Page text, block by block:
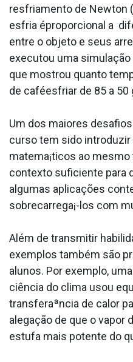
resfriamento de Newton
esfria éproporcional a
entre o objeto e seus
executou uma
que mostrou quanto
de caféesfriar de 85 a 50
Um dos maiores
curso tem sido
matema¡ticos ao mesmo
contexto suficiente para
algumas aplicações
sobrecarrega¡-los com
Além de transmitir
exemplos também são
alunos. Por exemplo,
ciência do clima usou
transferaªncia de calor
alegação de que o vapor
estufa mais potente do